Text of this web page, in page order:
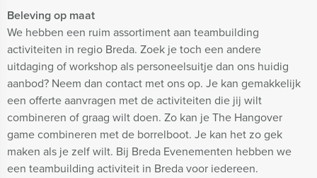
Beleving op maat
We hebben een ruim assortiment aan teambuilding
activiteiten in regio Breda. Zoek je toch een andere
uitdaging of workshop als personeelsuitje dan ons huidig
aanbod? Neem dan contact met ons op. Je kan gemakkelijk
een offerte aanvragen met de activiteiten die jij wilt
combineren of graag wilt doen. Zo kan je The Hangover
game combineren met de borrelboot. Je kan het zo gek
maken als je zelf wilt. Bij Breda Evenementen hebben we
een teambuilding activiteit in Breda voor iedereen.